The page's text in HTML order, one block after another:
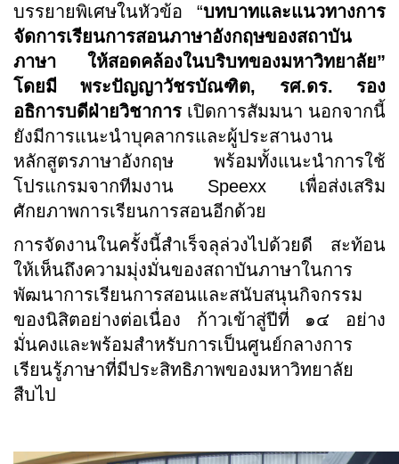
บรรยายพิเศษในหัวข้อ “บทบาทและแนวทางการ
จัดการเรียนการสอนภาษาอังกฤษของสถาบัน
ภาษา ให้สอดคล้องในบริบทของมหาวิทยาลัย”
โดยมี พระปัญญาวัชรบัณฑิต, รศ.ดร. รอง
อธิการบดีฝ่ายวิชาการ เปิดการสัมมนา นอกจากนี้
ยังมีการแนะนำบุคลากรและผู้ประสานงาน
หลักสูตรภาษาอังกฤษ พร้อมทั้งแนะนำการใช้
โปรแกรมจากทีมงาน Speexx เพื่อส่งเสริม
ศักยภาพการเรียนการสอนอีกด้วย
การจัดงานในครั้งนี้สำเร็จลุล่วงไปด้วยดี สะท้อน
ให้เห็นถึงความมุ่งมั่นของสถาบันภาษาในการ
พัฒนาการเรียนการสอนและสนับสนุนกิจกรรม
ของนิสิตอย่างต่อเนื่อง ก้าวเข้าสู่ปีที่ ๑๔ อย่าง
มั่นคงและพร้อมสำหรับการเป็นศูนย์กลางการ
เรียนรู้ภาษาที่มีประสิทธิภาพของมหาวิทยาลัย
สืบไป